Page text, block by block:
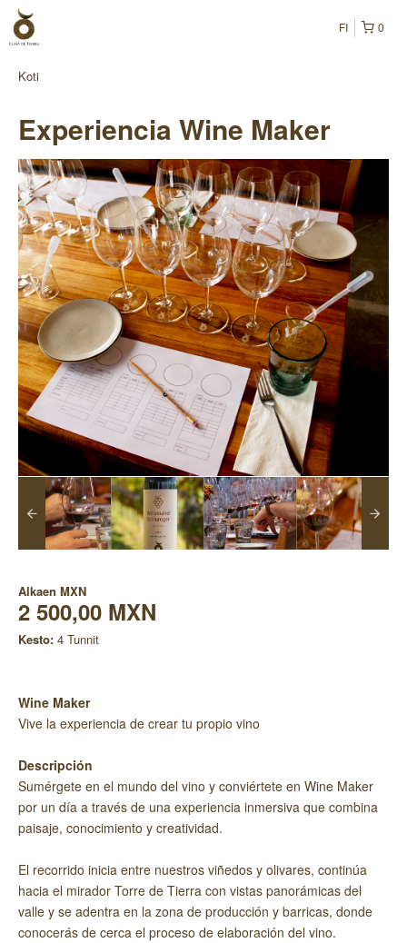
0
FI
Koti
Experiencia Wine Maker
Alkaen MXN
2 500,00 MXN
Kesto: 4 Tunnit
Wine Maker
Vive la experiencia de crear tu propio vino
Descripción
Sumérgete en el mundo del vino y conviértete en Wine Maker
por un día a través de una experiencia inmersiva que combina
paisaje, conocimiento y creatividad.
El recorrido inicia entre nuestros viñedos y olivares, continúa
hacia el mirador Torre de Tierra con vistas panorámicas del
valle y se adentra en la zona de producción y barricas, donde
conocerás de cerca el proceso de elaboración del vino.